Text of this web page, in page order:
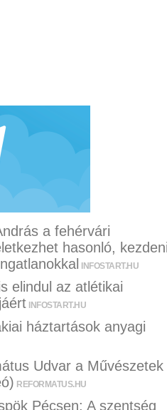
a fehérvári
hasonló,
INFOSTART.HU
elindul az atlétikai
INFOSTART.HU
háztartások anyagi
Udvar a Művészetek
REFORMATUS.HU
Pécsen: A szentség